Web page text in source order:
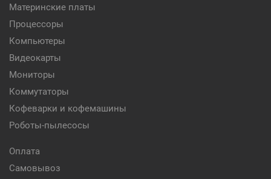
Материнские платы
Процессоры
Компьютеры
Видеокарты
Мониторы
Коммутаторы
Кофеварки и кофемашины
Роботы-пылесосы
Оплата
Самовывоз